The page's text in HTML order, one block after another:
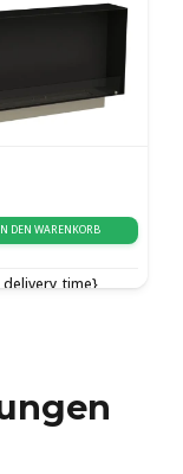
IN DEN WARENKORB